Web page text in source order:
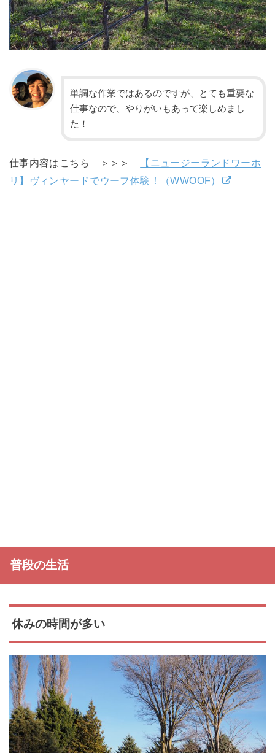
単調な作業ではあるのですが、とても重要な
仕事なので、やりがいもあって楽しめまし
た！
仕事内容はこちら ＞＞＞
【ニュージーランドワーホ
リ】ヴィンヤードでウーフ体験！（WWOOF）
普段の生活
休みの時間が多い